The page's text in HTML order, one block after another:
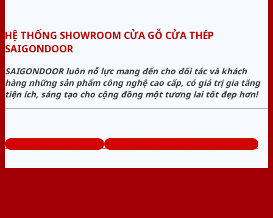
HỆ THỐNG SHOWROOM CỬA GỖ CỬA THÉP
SAIGONDOOR
SAIGONDOOR luôn nỗ lực mang đến cho đối tác và khách
hàng những sản phẩm công nghệ cao cấp, có giá trị gia tăng
tiện ích, sáng tạo cho cộng đồng một tương lai tốt đẹp hơn!
www.cuagocuathep.com Tổng đài tư vấn miễn phí: 0824.400.400